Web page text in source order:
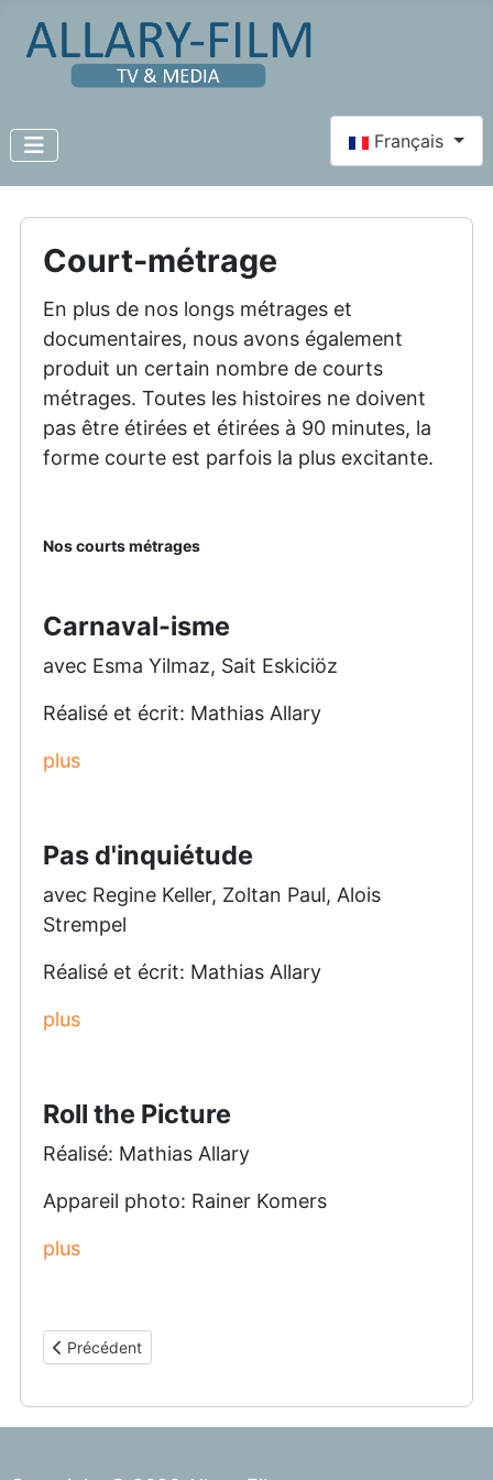
Select your
Français
Court-métrage
En plus de nos longs métrages et
documentaires, nous avons également
produit un certain nombre de courts
métrages. Toutes les histoires ne doivent
pas être étirées et étirées à 90 minutes, la
forme courte est parfois la plus excitante.
Nos courts métrages
Carnaval-isme
avec Esma Yilmaz, Sait Eskiciöz
Réalisé et écrit: Mathias Allary
plus
Pas d'inquiétude
avec Regine Keller, Zoltan Paul, Alois
Strempel
Réalisé et écrit: Mathias Allary
plus
Roll the Picture
Réalisé: Mathias Allary
Appareil photo: Rainer Komers
plus
Article précédent : Carnaval-isme
Précédent